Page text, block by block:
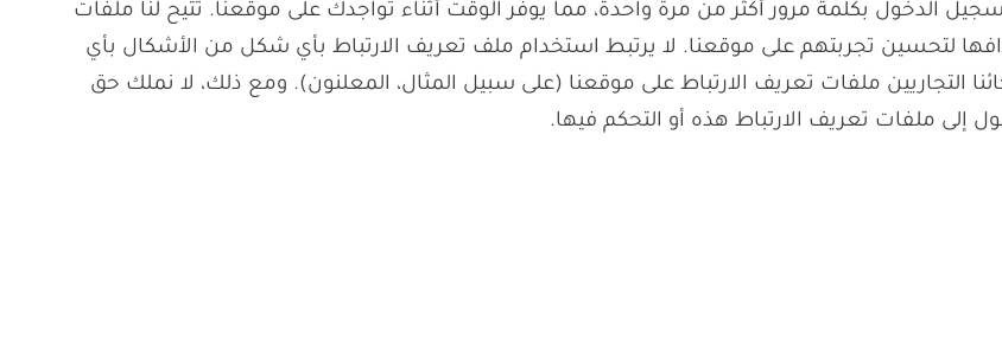
الدخول بكلمة مرور أكثر من مرة واحدة، مما يوفر الوقت أثناء تواجدك على موقعنا. تتيح لنا ملفات
لتحسين تجربتهم على موقعنا. لا يرتبط استخدام ملف تعريف الارتباط بأي شكل من الأشكال بأي
ملفات تعريف الارتباط على موقعنا (على سبيل المثال، المعلنون). ومع ذلك، لا نملك حق
إلى ملفات تعريف الارتباط هذه أو التحكم فيها.